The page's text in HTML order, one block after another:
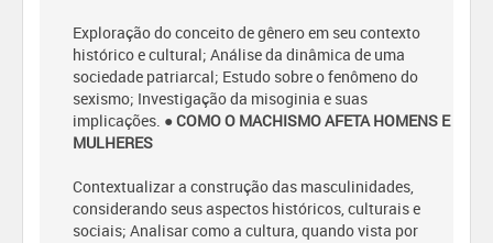
Exploração do conceito de gênero em seu contexto
histórico e cultural; Análise da dinâmica de uma
sociedade patriarcal; Estudo sobre o fenômeno do
sexismo; Investigação da misoginia e suas
implicações. ● COMO O MACHISMO AFETA HOMENS E
MULHERES
Contextualizar a construção das masculinidades,
considerando seus aspectos históricos, culturais e
sociais; Analisar como a cultura, quando vista por